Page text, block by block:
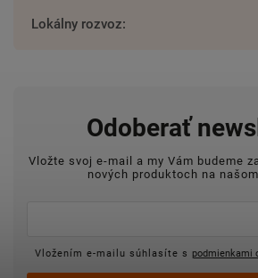
Lokálny rozvoz:
Odoberať
Vložte svoj e-mail a my Vám budeme
nových produktoch na
Vložením e-mailu súhlasíte s podmienkami